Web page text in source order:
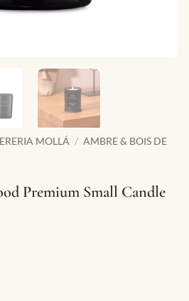
MOLLÁ / AMBRE & BOIS DE
Premium Small Candle